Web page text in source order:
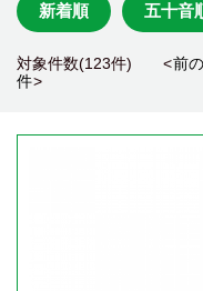
新着順 五十音
対象件数(123件) <前
件>